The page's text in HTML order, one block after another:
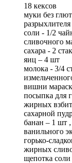
18 кексов
муки без
соли - 1/2
сливочного
сахара - 2
яиц – 4 шт
молока - 3/4
вишни
посыпка для
жирных
сахарной
банан – 1 шт
ванильного
горько-
жирных
щепотка соли